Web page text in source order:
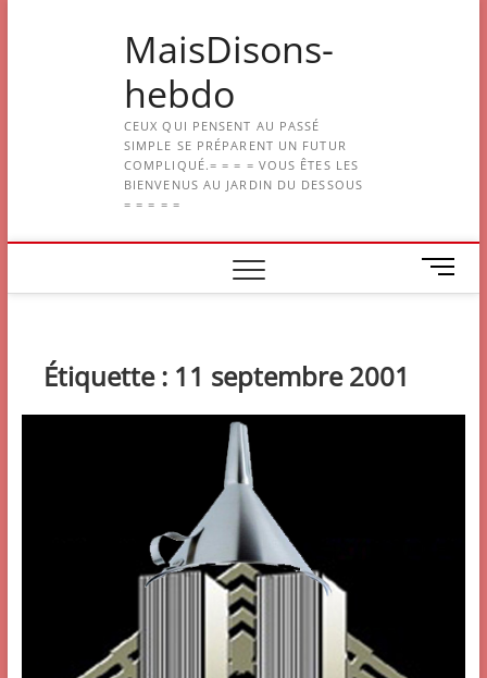
MaisDisons-
hebdo
CEUX QUI PENSENT AU PASSÉ
SIMPLE SE PRÉPARENT UN FUTUR
COMPLIQUÉ.= = = = VOUS ÊTES LES
BIENVENUS AU JARDIN DU DESSOUS
= = = = =
M
e
Étiquette : 11 septembre 2001